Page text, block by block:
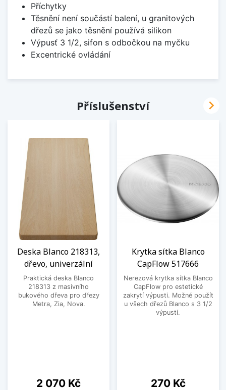
Příchytky
Těsnění není součástí balení, u granitových
dřezů se jako těsnění používá silikon
Výpusť 3 1/2, sifon s odbočkou na myčku
Excentrické ovládání
Příslušenství
Deska Blanco 218313,
dřevo, univerzální
Praktická deska Blanco
218313 z masivního
bukového dřeva pro dřezy
Metra, Zia, Nova.
Cena
2 070 Kč
Krytka sítka Blanco
CapFlow 517666
Nerezová krytka sítka Blanco
CapFlow pro estetické
zakrytí výpusti. Možné použít
u všech dřezů Blanco s 3 1/2
výpustí.
Cena
270 Kč
